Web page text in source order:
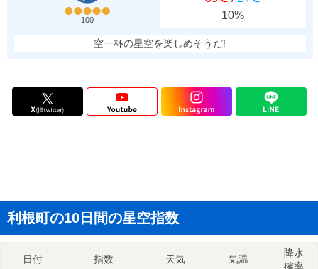
100
10%
空一杯の星空を楽しめそうだ!
利根町の10日間の星空指数
日付 指数 天気 気温
降水
確率